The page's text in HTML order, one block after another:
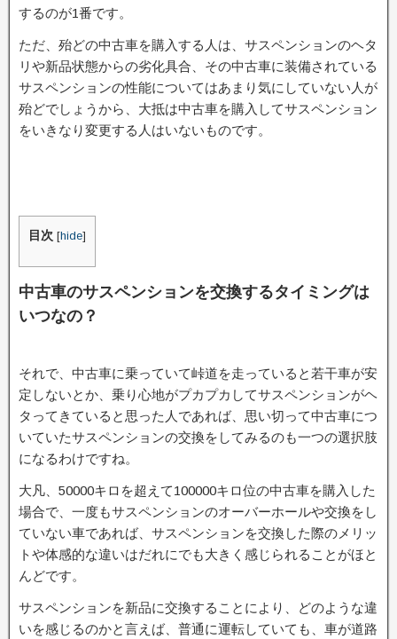
するのが1番です。
ただ、殆どの中古車を購入する人は、サスペンションのヘタ
リや新品状態からの劣化具合、その中古車に装備されている
サスペンションの性能についてはあまり気にしていない人が
殆どでしょうから、大抵は中古車を購入してサスペンション
をいきなり変更する人はいないものです。
目次 [hide]
中古車のサスペンションを交換するタイミングは
いつなの？
それで、中古車に乗っていて峠道を走っていると若干車が安
定しないとか、乗り心地がプカプカしてサスペンションがヘ
タってきていると思った人であれば、思い切って中古車につ
いていたサスペンションの交換をしてみるのも一つの選択肢
になるわけですね。
大凡、50000キロを超えて100000キロ位の中古車を購入した
場合で、一度もサスペンションのオーバーホールや交換をし
ていない車であれば、サスペンションを交換した際のメリッ
トや体感的な違いはだれにでも大きく感じられることがほと
んどです。
サスペンションを新品に交換することにより、どのような違
いを感じるのかと言えば、普通に運転していても、車が道路